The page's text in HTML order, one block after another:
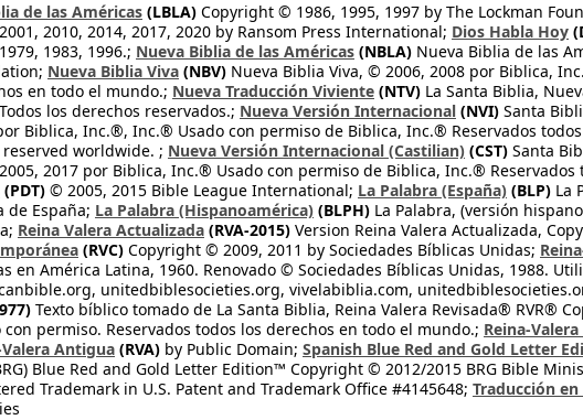
de las Américas (LBLA) Copyright © 1986, 1995, 1997 by The Lockman
2010, 2014, 2017, 2020 by Ransom Press International; Dios Habla Hoy
1983, 1996.; Nueva Biblia de las Américas (NBLA) Nueva Biblia de las
Nueva Biblia Viva (NBV) Nueva Biblia Viva, © 2006, 2008 por Biblica,
en todo el mundo.; Nueva Traducción Viviente (NTV) La Santa Biblia,
los derechos reservados.; Nueva Versión Internacional (NVI) Santa
Biblica, Inc.®, Inc.® Usado con permiso de Biblica, Inc.® Reservados
worldwide. ; Nueva Versión Internacional (Castilian) (CST) Santa
2017 por Biblica, Inc.® Usado con permiso de Biblica, Inc.®
(PDT) © 2005, 2015 Bible League International; La Palabra (España) (BLP) La
de España; La Palabra (Hispanoamérica) (BLPH) La Palabra, (versión
Reina Valera Actualizada (RVA-2015) Version Reina Valera Actualizada,
(RVC) Copyright © 2009, 2011 by Sociedades Bíblicas Unidas;
en América Latina, 1960. Renovado © Sociedades Bíblicas Unidas, 1988.
unitedbiblesocieties.org, vivelabiblia.com,
Texto bíblico tomado de La Santa Biblia, Reina Valera Revisada® RVR®
con permiso. Reservados todos los derechos en todo el mundo.; Reina-Valera
Valera Antigua (RVA) by Public Domain; Spanish Blue Red and Gold Letter
Blue Red and Gold Letter Edition™ Copyright © 2012/2015 BRG Bible
Trademark in U.S. Patent and Trademark Office #4145648; Traducción